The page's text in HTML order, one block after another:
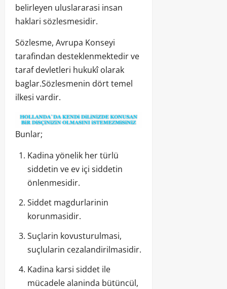
belirleyen uluslararasi insan
haklari sözlesmesidir.
Sözlesme, Avrupa Konseyi
tarafindan desteklenmektedir ve
taraf devletleri hukukî olarak
baglar.Sözlesmenin dört temel
ilkesi vardir.
Bunlar;
Kadina yönelik her türlü
siddetin ve ev içi siddetin
önlenmesidir.
Siddet magdurlarinin
korunmasidir.
Suçlarin kovusturulmasi,
suçlularin cezalandirilmasidir.
Kadina karsi siddet ile
mücadele alaninda bütüncül,